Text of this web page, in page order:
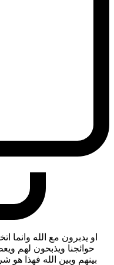
او يدبرون مع الله وانما
حوائجنا ويذبحون لهم
بينهم وبين الله فهذا هو